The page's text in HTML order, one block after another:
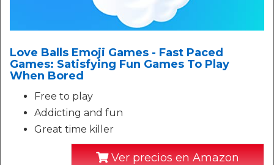
Love Balls Emoji Games - Fast Paced
Games: Satisfying Fun Games To Play
When Bored
Free to play
Addicting and fun
Great time killer
Ver precios en Amazon